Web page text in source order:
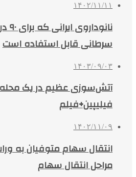
۱۴۰۲/۱۱/۱۱
سرطانی قابل استفاده است
۱۴۰۳/۰۹/۰۳
آتش‌سوزی عظیم در یک محله
فیلیپین+فیلم
۱۴۰۲/۱۱/۰۹
مراحل انتقال سهام